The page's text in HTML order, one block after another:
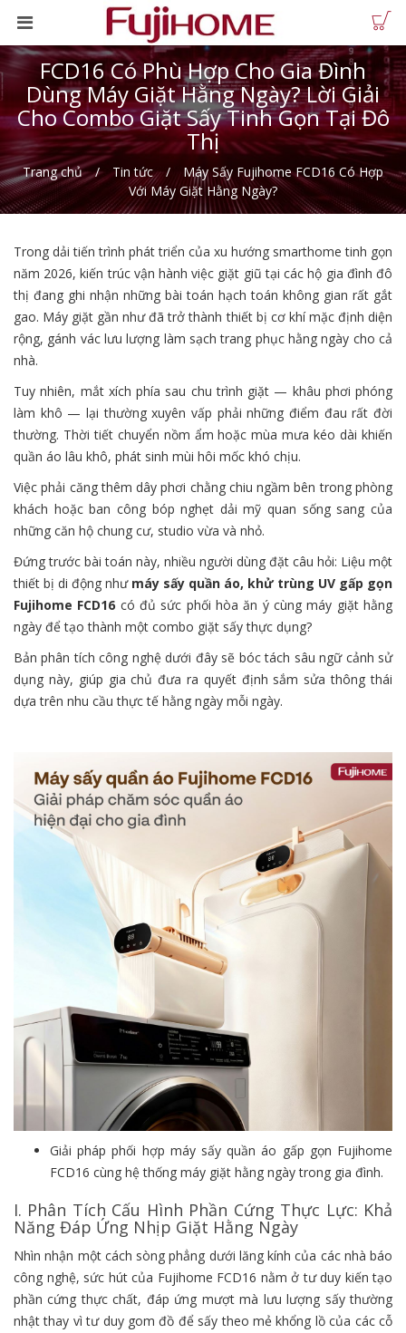
FCD16 Có Phù Hợp Cho Gia Đình
Dùng Máy Giặt Hằng Ngày? Lời Giải
Cho Combo Giặt Sấy Tinh Gọn Tại Đô
Thị
Trang chủ Tin tức
Máy Sấy Fujihome FCD16 Có Hợp
Với Máy Giặt Hằng Ngày?
Trong dải tiến trình phát triển của xu hướng smarthome tinh gọn
năm 2026, kiến trúc vận hành việc giặt giũ tại các hộ gia đình đô
thị đang ghi nhận những bài toán hạch toán không gian rất gắt
gao. Máy giặt gần như đã trở thành thiết bị cơ khí mặc định diện
rộng, gánh vác lưu lượng làm sạch trang phục hằng ngày cho cả
nhà.
Tuy nhiên, mắt xích phía sau chu trình giặt — khâu phơi phóng
làm khô — lại thường xuyên vấp phải những điểm đau rất đời
thường. Thời tiết chuyển nồm ẩm hoặc mùa mưa kéo dài khiến
quần áo lâu khô, phát sinh mùi hôi mốc khó chịu.
Việc phải căng thêm dây phơi chằng chiu ngầm bên trong phòng
khách hoặc ban công bóp nghẹt dải mỹ quan sống sang của
những căn hộ chung cư, studio vừa và nhỏ.
Đứng trước bài toán này, nhiều người dùng đặt câu hỏi: Liệu một
thiết bị di động như máy sấy quần áo, khử trùng UV gấp gọn
Fujihome FCD16 có đủ sức phối hòa ăn ý cùng máy giặt hằng
ngày để tạo thành một combo giặt sấy thực dụng?
Bản phân tích công nghệ dưới đây sẽ bóc tách sâu ngữ cảnh sử
dụng này, giúp gia chủ đưa ra quyết định sắm sửa thông thái
dựa trên nhu cầu thực tế hằng ngày mỗi ngày.
Giải pháp phối hợp máy sấy quần áo gấp gọn Fujihome
FCD16 cùng hệ thống máy giặt hằng ngày trong gia đình.
I. Phân Tích Cấu Hình Phần Cứng Thực Lực: Khả
Năng Đáp Ứng Nhịp Giặt Hằng Ngày
Nhìn nhận một cách sòng phẳng dưới lăng kính của các nhà báo
công nghệ, sức hút của Fujihome FCD16 nằm ở tư duy kiến tạo
phần cứng thực chất, đáp ứng mượt mà lưu lượng sấy thường
nhật thay vì tư duy gom đồ để sấy theo mẻ khổng lồ của các cỗ